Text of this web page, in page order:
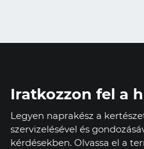
Iratkozzon fel a
Legyen naprakész a
szervizelésével és
kérdésekben. Olvassa el a